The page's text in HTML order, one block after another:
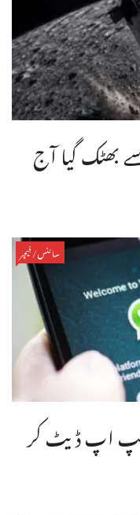
بھٹک گیا آج
سائنس/فیچر
اپ ڈیٹ کر